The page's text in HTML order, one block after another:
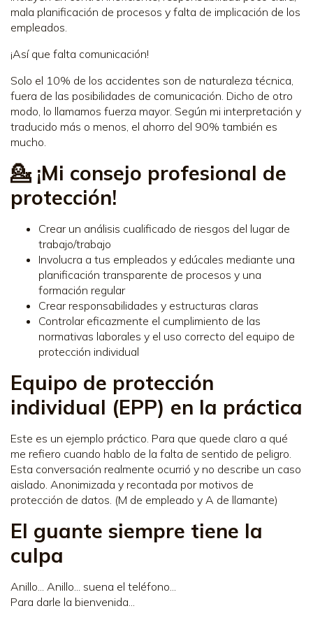
mala planificación de procesos y falta de implicación de los
empleados.
¡Así que falta comunicación!
Solo el 10% de los accidentes son de naturaleza técnica,
fuera de las posibilidades de comunicación. Dicho de otro
modo, lo llamamos fuerza mayor. Según mi interpretación y
traducido más o menos, el ahorro del 90% también es
mucho.
💁 ¡Mi consejo profesional de
protección!
Crear un análisis cualificado de riesgos del lugar de
trabajo/trabajo
Involucra a tus empleados y edúcales mediante una
planificación transparente de procesos y una
formación regular
Crear responsabilidades y estructuras claras
Controlar eficazmente el cumplimiento de las
normativas laborales y el uso correcto del equipo de
protección individual
Equipo de protección
individual (EPP) en la práctica
Este es un ejemplo práctico. Para que quede claro a qué
me refiero cuando hablo de la falta de sentido de peligro.
Esta conversación realmente ocurrió y no describe un caso
aislado. Anonimizada y recontada por motivos de
protección de datos. (M de empleado y A de llamante)
El guante siempre tiene la
culpa
Anillo... Anillo... suena el teléfono...
Para darle la bienvenida...